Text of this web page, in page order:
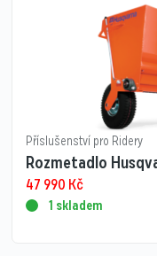
Příslušenství pro Ridery
Rozmetadlo
47 990 Kč
1 skladem